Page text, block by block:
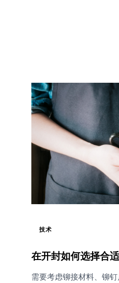
技术
在开封如何选择合
需要考虑铆接材料、铆